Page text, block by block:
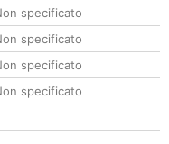
specificato
specificato
specificato
specificato